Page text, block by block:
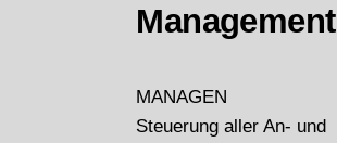
Management
MANAGEN
Steuerung aller An- und